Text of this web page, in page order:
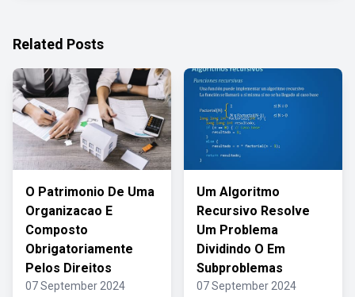
Related Posts
O Patrimonio De Uma
Organizacao E
Composto
Obrigatoriamente
Pelos Direitos
07 September 2024
Um Algoritmo
Recursivo Resolve
Um Problema
Dividindo O Em
Subproblemas
07 September 2024